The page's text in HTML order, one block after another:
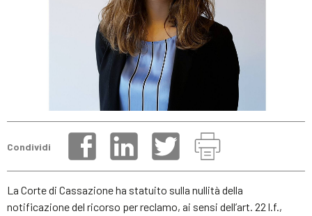
Condividi
La Corte di Cassazione ha statuito sulla nullità della
notificazione del ricorso per reclamo, ai sensi dell’art. 22 l.f.,